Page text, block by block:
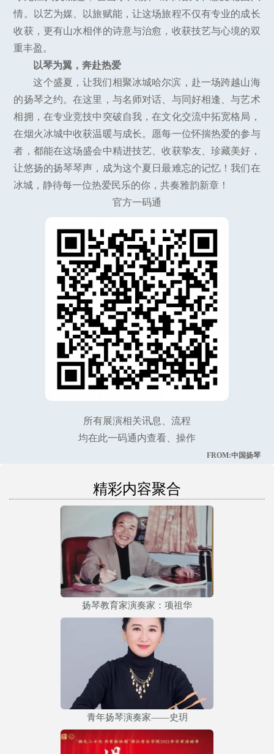
情。以艺为媒、以旅赋能，让这场旅程不仅有专业的成长
收获，更有山水相伴的诗意与治愈，收获技艺与心境的双
重丰盈。
以琴为翼，奔赴热爱
这个盛夏，让我们相聚冰城哈尔滨，赴一场跨越山海
的扬琴之约。在这里，与名师对话、与同好相逢、与艺术
相拥，在专业竞技中突破自我，在文化交流中拓宽格局，
在烟火冰城中收获温暖与成长。愿每一位怀揣热爱的参与
者，都能在这场盛会中精进技艺、收获挚友、珍藏美好，
让悠扬的扬琴琴声，成为这个夏日最难忘的记忆！我们在
冰城，静待每一位热爱民乐的你，共奏雅韵新章！
官方一码通
所有展演相关讯息、流程
均在此一码通内查看、操作
FROM:中国扬琴
精彩内容聚合
扬琴教育家演奏家：项祖华
青年扬琴演奏家——史玥